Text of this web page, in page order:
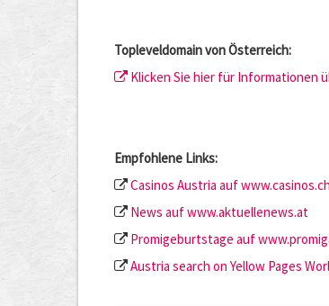
Topleveldomain von Österreich:
Klicken Sie hier für Informationen
Empfohlene Links:
Casinos Austria auf www.casinos.ch
News auf www.aktuellenews.at
Promigeburtstage auf
Austria search on Yellow Pages